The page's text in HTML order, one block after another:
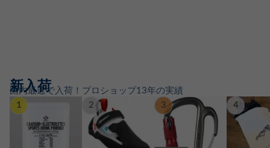
国内最速で入荷！プロショップ13年の実績
新入荷
1 2 3 4